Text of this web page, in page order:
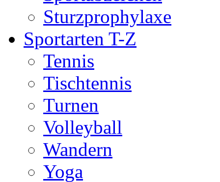
Sturzprophylaxe
Sportarten T-Z
Tennis
Tischtennis
Turnen
Volleyball
Wandern
Yoga